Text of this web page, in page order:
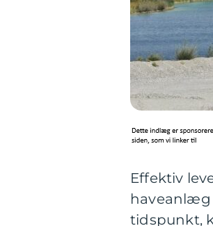
Effektiv
haveanlæg
tidspunkt,